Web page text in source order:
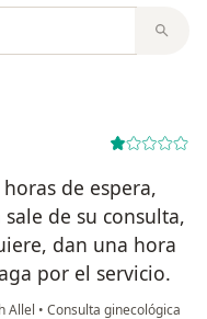
de espera,
de su consulta,
dan una hora
por el servicio.
Allel • Consulta ginecológica